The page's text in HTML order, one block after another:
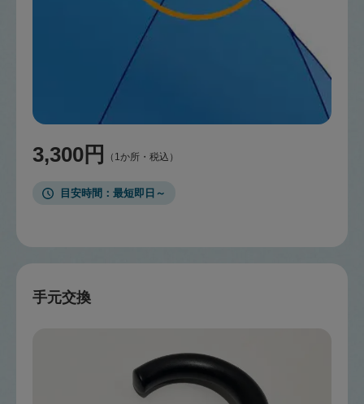
3,300円 （1か所・税込）
目安時間 最短即日～
手元交換